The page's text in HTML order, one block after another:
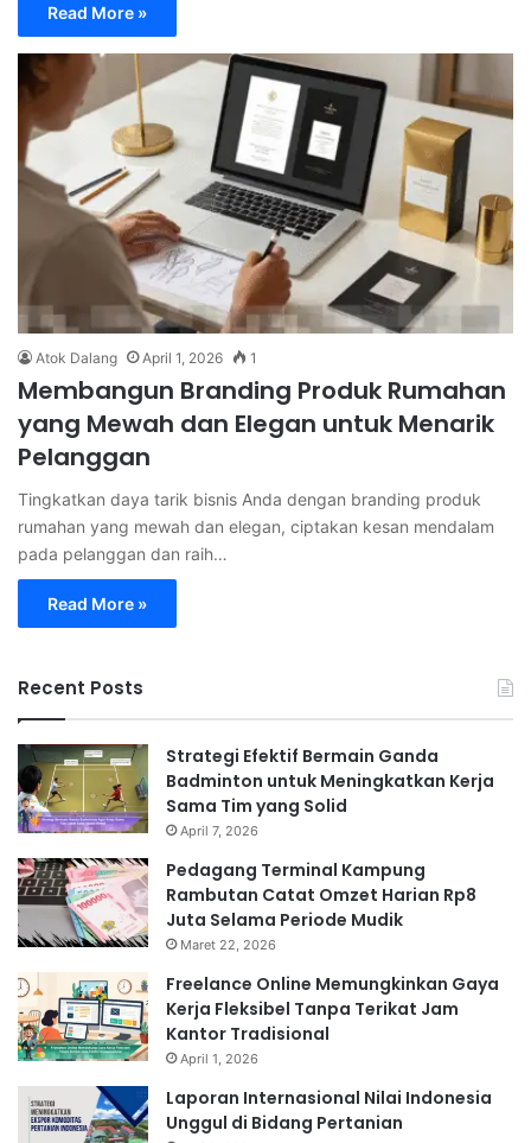
Read More »
Atok Dalang April 1, 2026 1
Membangun Branding Produk Rumahan
yang Mewah dan Elegan untuk Menarik
Pelanggan
Tingkatkan daya tarik bisnis Anda dengan branding produk
rumahan yang mewah dan elegan, ciptakan kesan mendalam
pada pelanggan dan raih…
Read More »
Recent Posts
Strategi Efektif Bermain Ganda
Badminton untuk Meningkatkan Kerja
Sama Tim yang Solid
April 7, 2026
Pedagang Terminal Kampung
Rambutan Catat Omzet Harian Rp8
Juta Selama Periode Mudik
Maret 22, 2026
Freelance Online Memungkinkan Gaya
Kerja Fleksibel Tanpa Terikat Jam
Kantor Tradisional
April 1, 2026
Laporan Internasional Nilai Indonesia
Unggul di Bidang Pertanian